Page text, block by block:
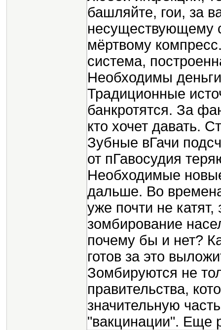
башляйте, гои, за
несуществующему
мёртвому
система,
Необходимы
Традиционные
банкротятся. За
кто хочет давать.
Зубные вГачи
от пГавосудия
Необходимые
дальше. Во
уже почти не
зомбирование
почему бы и нет?
готов за это
Зомбируются не
правительства,
значительную
"вакцинации".